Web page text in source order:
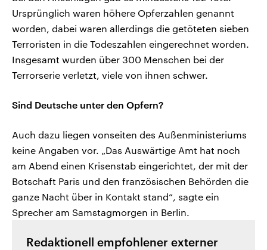
Ursprünglich waren höhere Opferzahlen genannt
worden, dabei waren allerdings die getöteten sieben
Terroristen in die Todeszahlen eingerechnet worden.
Insgesamt wurden über 300 Menschen bei der
Terrorserie verletzt, viele von ihnen schwer.
Sind Deutsche unter den Opfern?
Auch dazu liegen vonseiten des Außenministeriums
keine Angaben vor. „Das Auswärtige Amt hat noch
am Abend einen Krisenstab eingerichtet, der mit der
Botschaft Paris und den französischen Behörden die
ganze Nacht über in Kontakt stand“, sagte ein
Sprecher am Samstagmorgen in Berlin.
Redaktionell empfohlener externer